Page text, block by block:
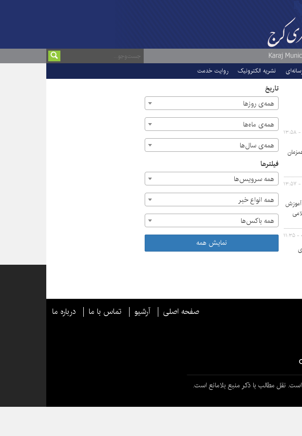
نشریه الکترونیک روایت خدمت
آموزش
تاریخ
همه‌ی روزها
همه‌ی ماه‌ها
همه‌ی سال‌ها
فیلترها
همه سرویس‌ها
همه انواع خبر
همه باکس‌ها
نمایش همه
صفحه اصلی آرشیو تماس با ما درباره ما
نقل مطالب با ذکر منبع بلامانع است.